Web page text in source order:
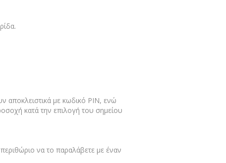
αποκλειστικά με κωδικό PIN, ενώ
κατά την επιλογή του σημείου
να το παραλάβετε με έναν